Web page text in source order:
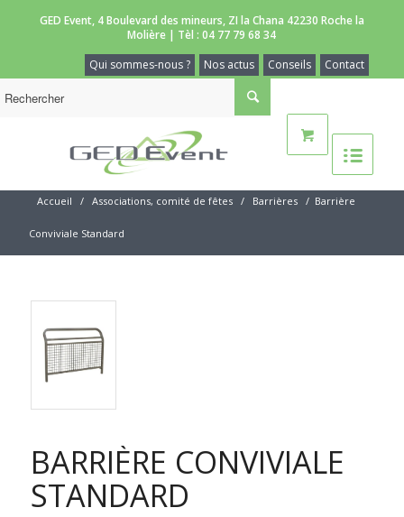
GED Event, 4 Boulevard des mineurs, ZI la Chana 42230 Roche la
Molière | Tèl :04 77 79 68 34
Contact
Conseils
Nos actus
Qui sommes-nous ?
Accueil / Associations, comité de fêtes / Barrières / Barrière
Conviviale Standard
BARRIÈRE CONVIVIALE
STANDARD